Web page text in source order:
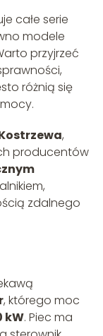
całe serie
modele
przyjrzeć
różnią się
,
producentów
zdalnego
, którego moc
kW. Piec ma